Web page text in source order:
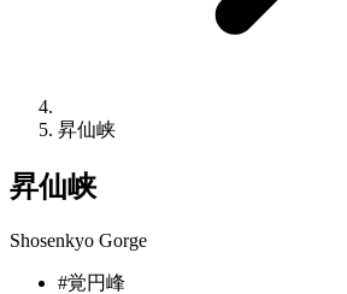
昇仙峡
昇仙峡
Shosenkyo Gorge
#覚円峰